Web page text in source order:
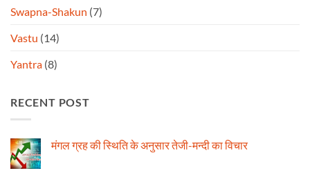
Swapna-Shakun (7)
Vastu (14)
Yantra (8)
RECENT POST
मंगल ग्रह की स्थिति के अनुसार तेजी-मन्दी का विचार